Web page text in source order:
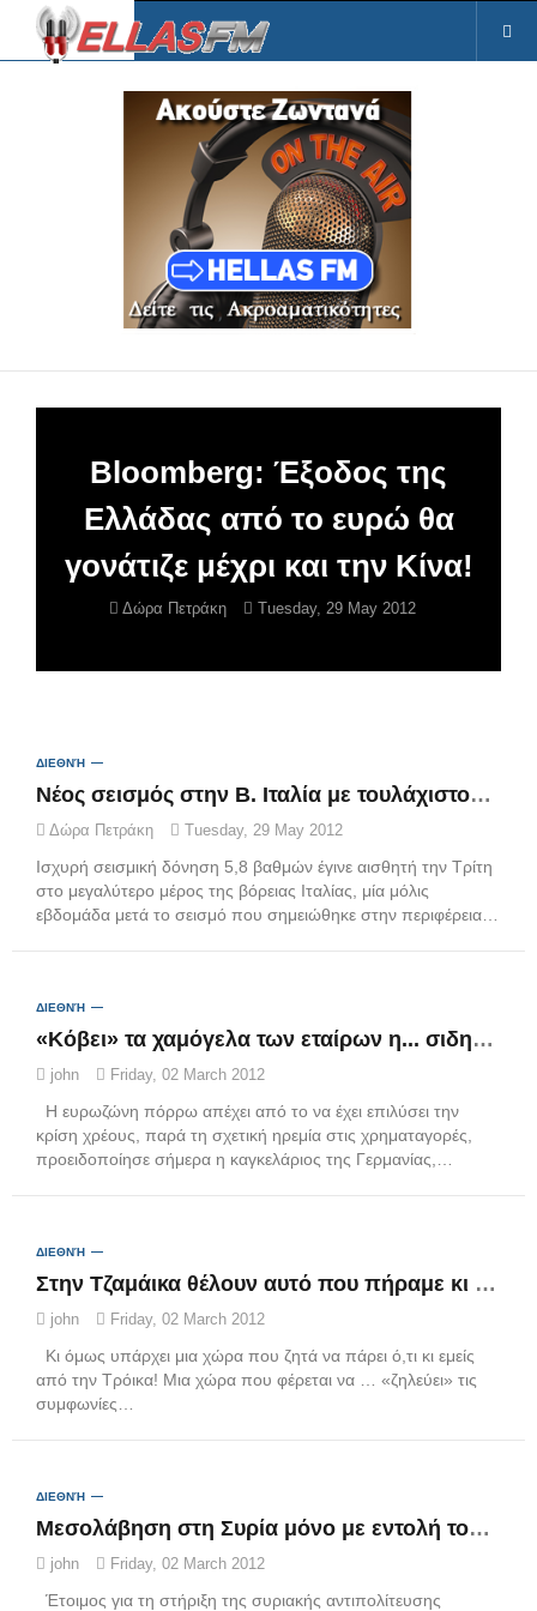
Bloomberg: Έξοδος της
Ελλάδας από το ευρώ θα
γονάτιζε μέχρι και την Κίνα!
Δώρα Πετράκη Tuesday, 29 May 2012
ΔΙΕΘΝΉ
Νέος σεισμός στην Β. Ιταλία με τουλάχιστον 10 νεκρούς
Δώρα Πετράκη Tuesday, 29 May 2012
Ισχυρή σεισμική δόνηση 5,8 βαθμών έγινε αισθητή την Τρίτη
στο μεγαλύτερο μέρος της βόρειας Ιταλίας, μία μόλις
εβδομάδα μετά το σεισμό που σημειώθηκε στην περιφέρεια…
ΔΙΕΘΝΉ
«Κόβει» τα χαμόγελα των εταίρων η... σιδηρά καγκελάριος
john Friday, 02 March 2012
Η ευρωζώνη πόρρω απέχει από το να έχει επιλύσει την
κρίση χρέους, παρά τη σχετική ηρεμία στις χρηματαγορές,
προειδοποίησε σήμερα η καγκελάριος της Γερμανίας,…
ΔΙΕΘΝΉ
Στην Τζαμάικα θέλουν αυτό που πήραμε κι εμείς από την Τρόικα
john Friday, 02 March 2012
Κι όμως υπάρχει μια χώρα που ζητά να πάρει ό,τι κι εμείς
από την Τρόικα! Μια χώρα που φέρεται να … «ζηλεύει» τις
συμφωνίες…
ΔΙΕΘΝΉ
Μεσολάβηση στη Συρία μόνο με εντολή του ΟΗΕ, δηλώνει ο Νικολά Σαρκοζί
john Friday, 02 March 2012
Έτοιμος για τη στήριξη της συριακής αντιπολίτευσης